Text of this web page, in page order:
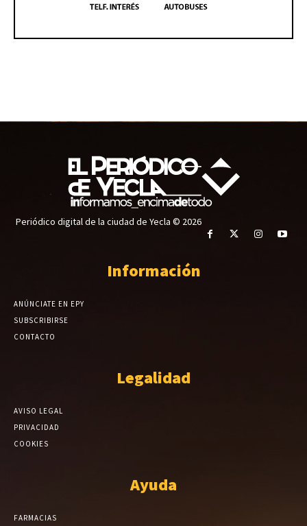
Periódico digital de la ciudad de Yecla © 2026
Información
ANÚNCIATE EN EPY
SUBSCRIBIRSE
CONTACTO
Legalidad
AVISO LEGAL
PRIVACIDAD
COOKIES
Ayuda
FARMACIAS